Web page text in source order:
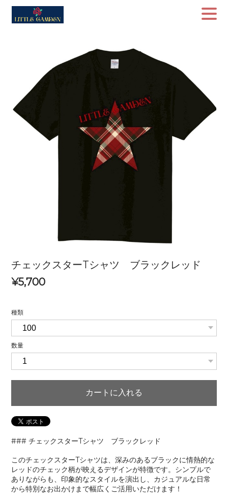
チェックスターTシャツ ブラックレッド
¥5,700
種類
数量
カートに入れる
### チェックスターTシャツ ブラックレッド
このチェックスターTシャツは、深みのあるブラックに情熱的な
レッドのチェック柄が映えるデザインが特徴です。シンプルで
ありながらも、印象的なスタイルを演出し、カジュアルな日常
から特別なお出かけまで幅広くご活用いただけます！